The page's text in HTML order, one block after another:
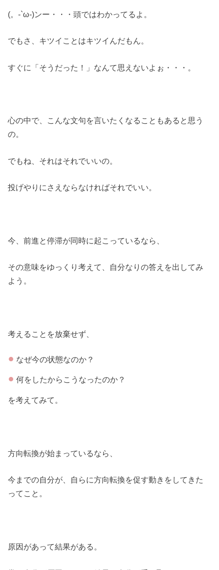
(。-`ω-)ンー・・・頭ではわかってるよ。
でもさ、キツイことはキツイんだもん。
すぐに「そうだった！」なんて思えないよぉ・・・。
心の中で、こんな文句を言いたくなることもあると思う
の。
でもね、それはそれでいいの。
投げやりにさえならなければそれでいい。
今、前進と停滞が同時に起こっているなら、
その意味をゆっくり考えて、自分なりの答えを出してみ
よう。
考えることを放棄せず、
なぜ今の状態なのか？
何をしたからこうなったのか？
を考えてみて。
方向転換が始まっているなら、
今までの自分が、自らに方向転換を促す動きをしてきた
ってこと。
原因があって結果がある。